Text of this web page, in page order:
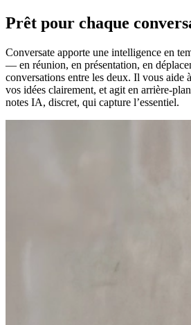
Prêt pour chaque
Conversate apporte une intelligence en
— en réunion, en présentation, en
conversations entre les deux. Il vous aide
vos idées clairement, et agit en arrière-
notes IA, discret, qui capture l’essentiel.